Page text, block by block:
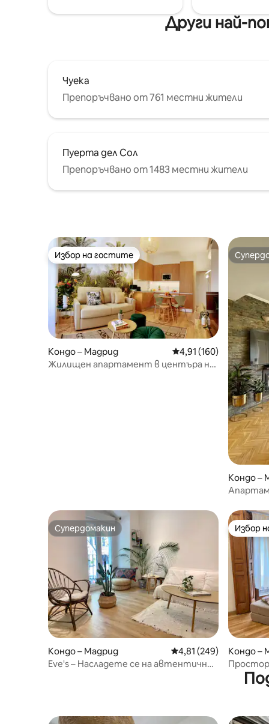
Други най-
Чуека
Препоръчвано от 761 местни жители
Пуерта дел Сол
Препоръчвано от 1483 местни жители
Избор на гостите
Избор на гостите
Кондо – Мадрид Средна оценка: 4,91
4,91 (160)
Жилищен апартамент в центъра на
Кондо –
Супердомакин
Супердомакин
Кондо – Мадрид Средна оценка: 4,81
4,81 (249)
Eve's – Насладете се на автентичния
Избор
Избор
Кондо –